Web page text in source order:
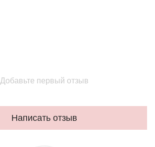
Добавьте первый отзыв
Написать отзыв